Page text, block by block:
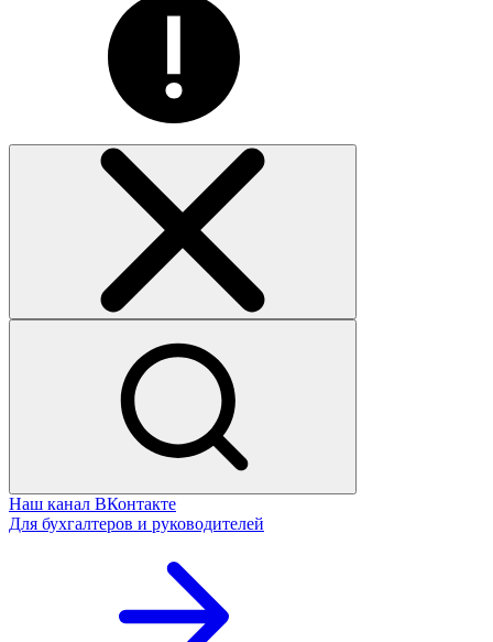
Наш канал ВКонтакте
Для бухгалтеров и руководителей